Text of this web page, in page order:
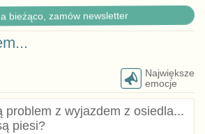
bieżąco, zamów newsletter
Największe
emocje
problem z wyjazdem z osiedla...
piesi?